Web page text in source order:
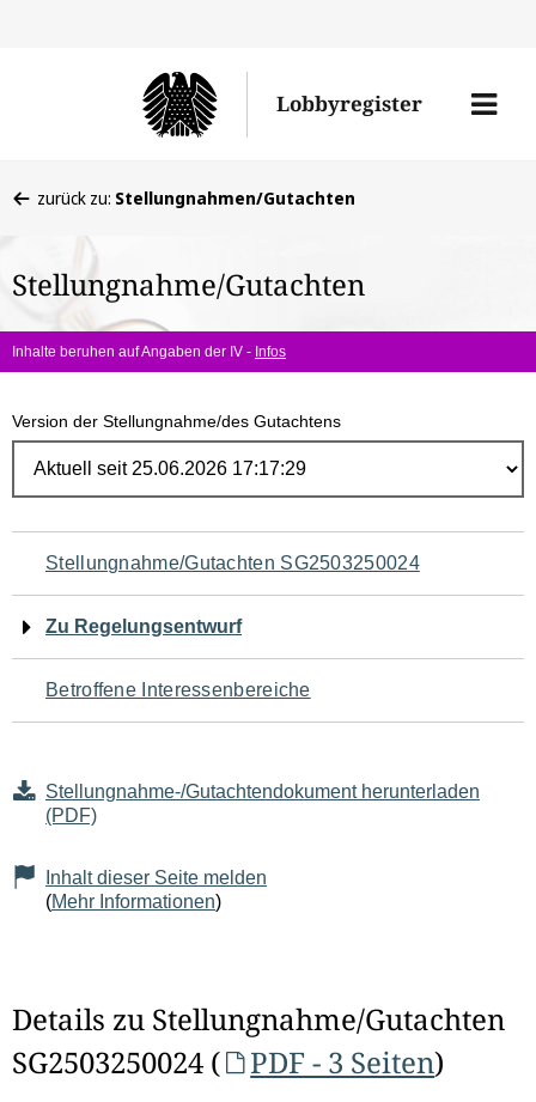
Lobbyregister
Menü
befinden
hier:
zurück zu: Stellungnahmen/Gutachten
Stellungnahme/Gutachten
Inhalte beruhen auf Angaben der IV - Infos
Version der Stellungnahme/des Gutachtens
Navigation
für
den
Seiteninhalt
Stellungnahme/Gutachten SG2503250024
Zu Regelungsentwurf
Betroffene Interessenbereiche
Stellungnahme-/Gutachtendokument herunterladen
(PDF)
Inhalt dieser Seite melden
(Mehr Informationen)
Details zu Stellungnahme/Gutachten
SG2503250024 (
PDF - 3 Seiten)